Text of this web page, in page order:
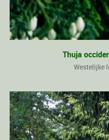
Thuja
Westelijke